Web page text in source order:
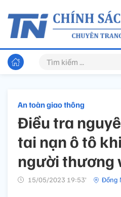
An toàn giao thông
Điều tra
tai nạn ô tô
người thương
15/05/2023 19:53’ Đồng